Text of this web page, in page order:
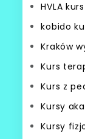
HVLA kurs
kobido
Kraków
Kurs
Kurs z
Kursy
Kursy